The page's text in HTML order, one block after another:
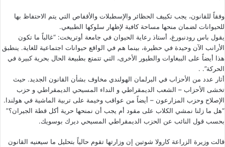
وفقاً للقانون، يجب تكييف الحظائر والإسطبلات والأقفاص التي يتم الاحتفاظ بها
للحيوانات لضمان منحها مساحة كافية لإظهار سلوكها الطبيعي.
يقول باس رودنبورغ، أستاذ رعاية الحيوان في جامعة أوتريخت: “غالباً ما تكون
الأرانب الآن وحيدة في حظيرة، بينما هم في الواقع حيوانات اجتماعية للغاية. ينطبق
هذا أيضاً على الببغاوات والطيور الأخرى، التي تتمتع بطبيعة الحال بحرية كبيرة في
الحركة”. .
أثار عدد من الأحزاب في البرلمان الهولندي مخاوف بشأن القانون الجديد. حيث
تخشى الأحزاب – الشعب الديمقراطي و النداء المسيحي الديمقراطي و حزب
الإصلاح وحزب المزارعون – أيضاً من عواقب وخيمة على تربية الماشية في هولندا.
“هل ما زلنا نمشي الكلاب على مقود أم يجب أن نمنحها حرية أكل قطة الجيران؟”
بحسب قول النائب عن الحزب الديمقراطي المسيحي ديرك بوسويك.
قالت وزيرة الزراعة كارولا شوتين إن وزارتها تقوم حالياً بتحليل ما سيعنيه القانون